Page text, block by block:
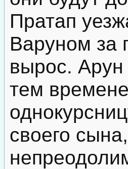
Пратап
Варуном за
вырос. Арун
тем
своего